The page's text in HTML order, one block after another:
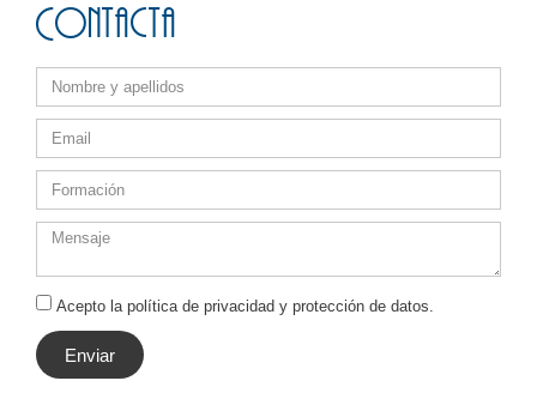
Contacta
Acepto la política de privacidad y protección de datos.
Enviar